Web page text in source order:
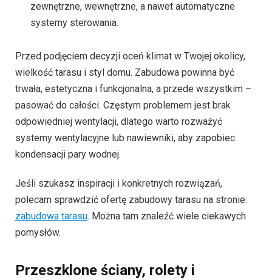
zewnętrzne, wewnętrzne, a nawet automatyczne
systemy sterowania.
Przed podjęciem decyzji oceń klimat w Twojej okolicy,
wielkość tarasu i styl domu. Zabudowa powinna być
trwała, estetyczna i funkcjonalna, a przede wszystkim –
pasować do całości. Częstym problemem jest brak
odpowiedniej wentylacji, dlatego warto rozważyć
systemy wentylacyjne lub nawiewniki, aby zapobiec
kondensacji pary wodnej.
Jeśli szukasz inspiracji i konkretnych rozwiązań,
polecam sprawdzić ofertę zabudowy tarasu na stronie:
zabudowa tarasu. Można tam znaleźć wiele ciekawych
pomysłów.
Przeszklone ściany, rolety i